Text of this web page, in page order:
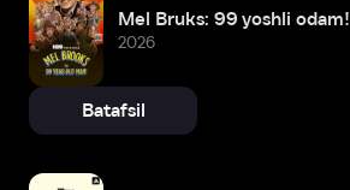
Mel Bruks: 99 yoshli odam!
2026
Batafsil